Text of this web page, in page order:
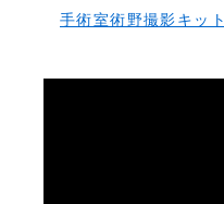
手術室術野撮影キット